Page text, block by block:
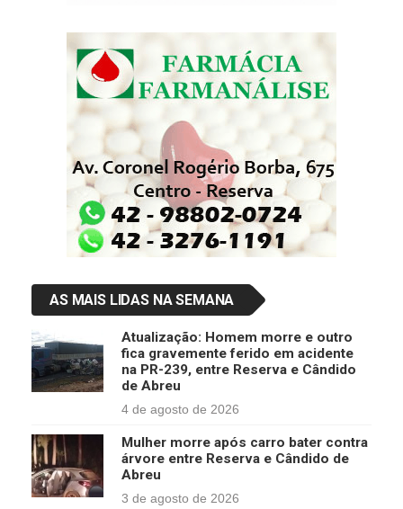
AS MAIS LIDAS NA SEMANA
Atualização: Homem morre e outro
fica gravemente ferido em acidente
na PR-239, entre Reserva e Cândido
de Abreu
4 de agosto de 2026
Mulher morre após carro bater contra
árvore entre Reserva e Cândido de
Abreu
3 de agosto de 2026